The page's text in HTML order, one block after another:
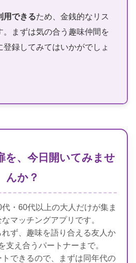
用できるため、金銭的なリス
。まずは気の合う趣味仲間を
録してみてはいかがでしょ
を、今日開いてみませ
んか？
代・60代以上の大人だけが集ま
マッチングアプリです。
ず、趣味を語り合える友人か
支え合うパートナーまで。
できるので、まずは同年代の